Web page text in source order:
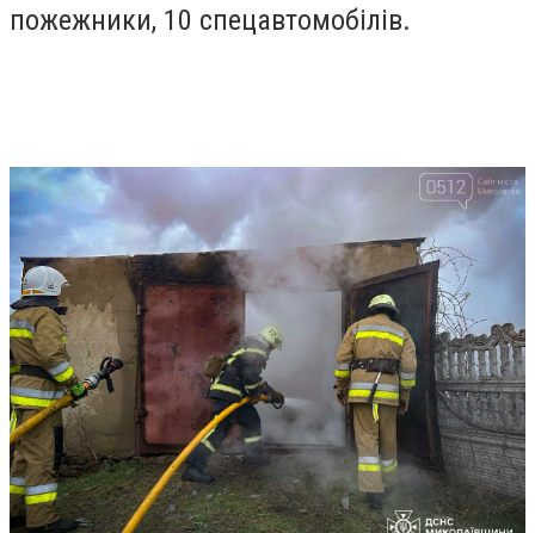
пожежники, 10 спецавтомобілів.